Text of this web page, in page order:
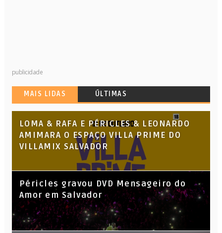
publicidade
MAIS LIDAS ÚLTIMAS
LOMA & RAFA E PÉRICLES & LEONARDO
AMIMARA O ESPAÇO VILLA PRIME DO
VILLAMIX SALVADOR
Péricles gravou DVD Mensageiro do
Amor em Salvador